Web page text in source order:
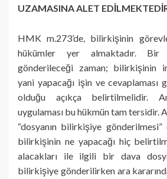
UZAMASINA ALET
HMK m.273’de, bilirkişinin
hükümler yer almaktadır.
gönderileceği zaman; bilirkişinin
yani yapacağı işin ve cevaplaması
olduğu açıkça belirtilmelidir.
uygulaması bu hükmün tam tersidir.
“dosyanın bilirkişiye
bilirkişinin ne yapacağı hiç
alacakları ile ilgili bir dava
bilirkişiye gönderilirken ara